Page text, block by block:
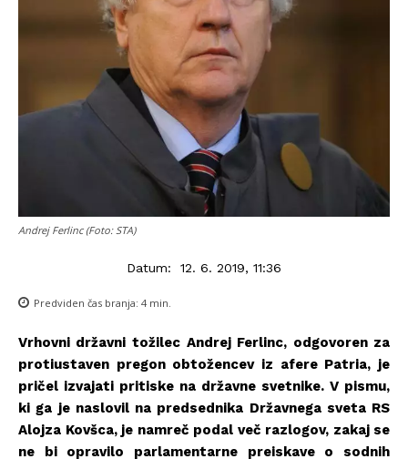
Andrej Ferlinc (Foto: STA)
Datum: 12. 6. 2019, 11:36
Predviden čas branja: 4 min.
Vrhovni državni tožilec Andrej Ferlinc, odgovoren za
protiustaven pregon obtožencev iz afere Patria, je
pričel izvajati pritiske na državne svetnike. V pismu,
ki ga je naslovil na predsednika Državnega sveta RS
Alojza Kovšca, je namreč podal več razlogov, zakaj se
ne bi opravilo parlamentarne preiskave o sodnih